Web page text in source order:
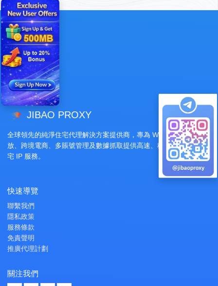
JIBAO PROXY
全球領先的純淨住宅代理解決方案提供商，專為 Web3、廣告投
放、跨境電商、多賬號管理及數據抓取提供高速、穩定且匿名的住
宅 IP 服務。
快速導覽
聯繫我們
隱私政策
服務條款
免責聲明
推廣代理計劃
關注我們